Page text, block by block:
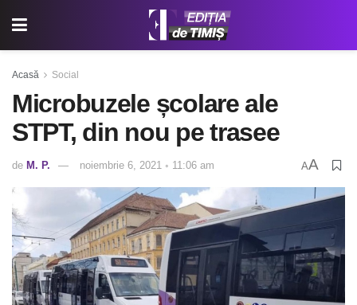
Acasă Social
Microbuzele școlare ale
STPT, din nou pe trasee
de M. P. noiembrie 6, 2021 ◦ 11:06 am AA